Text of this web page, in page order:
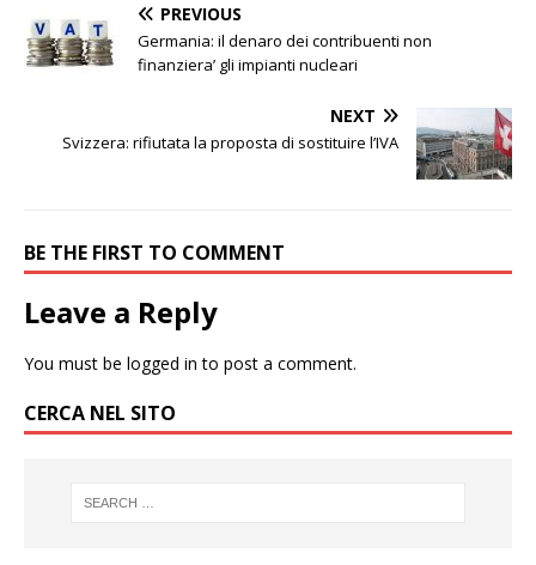
PREVIOUS
Germania: il denaro dei contribuenti non
finanziera’ gli impianti nucleari
NEXT
Svizzera: rifiutata la proposta di sostituire l’IVA
BE THE FIRST TO COMMENT
Leave a Reply
You must be logged in to post a comment.
CERCA NEL SITO